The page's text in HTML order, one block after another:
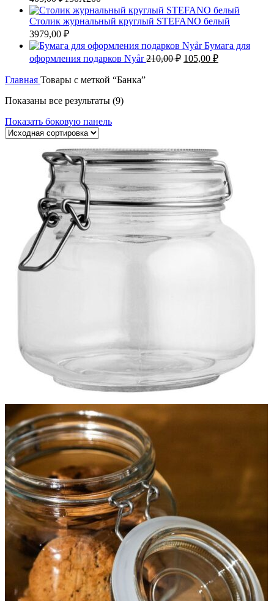
Столик журнальный круглый STEFANO белый
3979,00 ₽
Бумага для
оформления подарков Nyår210,00₽ Первоначальная
105,00 ₽Текущая
Главная Товары с меткой “Банка”
Показаны все результаты (9)
Показать боковую панель